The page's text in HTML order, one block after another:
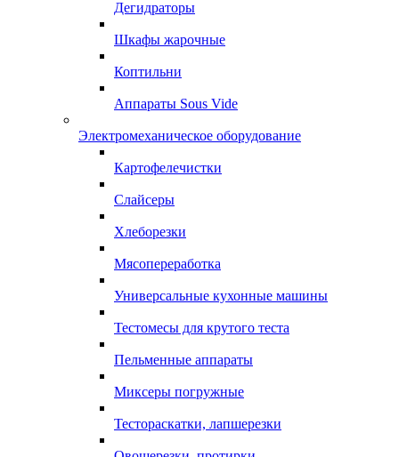
Дегидраторы
Шкафы жарочные
Коптильни
Аппараты Sous Vide
Электромеханическое оборудование
Картофелечистки
Слайсеры
Хлеборезки
Мясопереработка
Универсальные кухонные машины
Тестомесы для крутого теста
Пельменные аппараты
Миксеры погружные
Тестораскатки, лапшерезки